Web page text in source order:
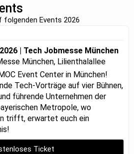
folgenden Events 2026
| Tech Jobmesse München
München, Lilienthalallee
Event Center in München!
Tech-Vorträge auf vier Bühnen,
führende Unternehmen der
Metropole, wo
trifft, erwartet euch ein
Ticket